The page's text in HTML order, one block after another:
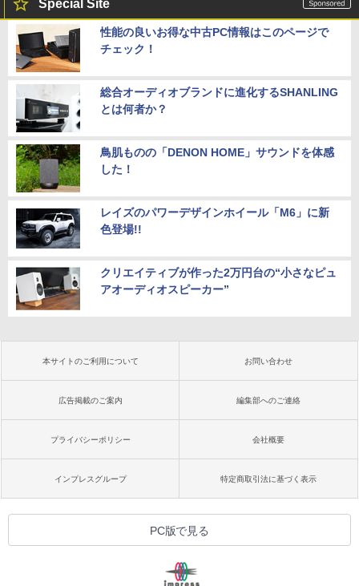
Special Site
性能の良いお得な中古PC情報はこのページで
チェック！
総合オーディオブランドに進化するSHANLING
とは何者か？
鳥肌ものの「DENON HOME」サウンドを体感
した！
レイズのパワーデザインホイール「M6」に新
色登場!!
クリエイティブが作った2万円台の“小さなピュ
アオーディオスピーカー”
本サイトのご利用について お問い合わせ
広告掲載のご案内 編集部へのご連絡
プライバシーポリシー 会社概要
インプレスグループ 特定商取引法に基づく表示
PC版で見る